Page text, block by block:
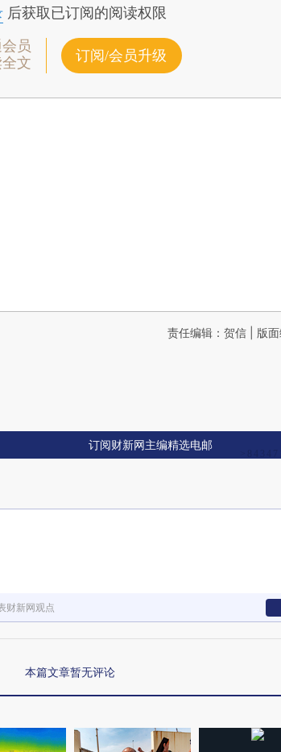
后获取已订阅的阅读权限
员
文
订阅/会员升级
责任编辑：贺信 | 版
订阅财新网主编精选电邮
财新网观点
本篇文章暂无评论